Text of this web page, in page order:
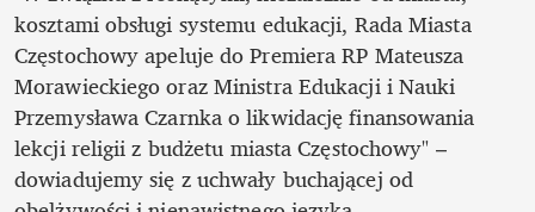
kosztami obsługi systemu edukacji, Rada Miasta
Częstochowy apeluje do Premiera RP Mateusza
Morawieckiego oraz Ministra Edukacji i Nauki
Przemysława Czarnka o likwidację finansowania
lekcji religii z budżetu miasta Częstochowy" –
dowiadujemy się z uchwały buchającej od